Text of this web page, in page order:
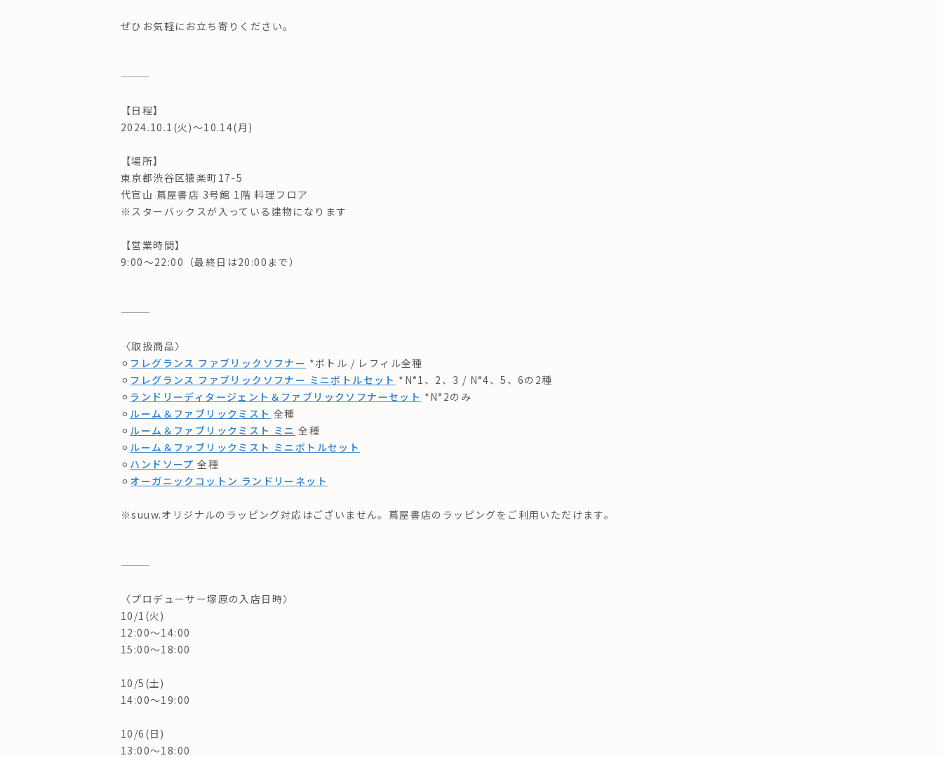
ぜひお気軽にお立ち寄りください。
———
【日程】
2024.10.1(火)〜10.14(月)
【場所】
東京都渋谷区猿楽町17-5
代官山 蔦屋書店 3号館 1階 料理フロア
※スターバックスが入っている建物になります
【営業時間】
9:00〜22:00（最終日は20:00まで）
———
〈取扱商品〉
⚪︎ フレグランス ファブリックソフナー *ボトル / レフィル全種
⚪︎ フレグランス ファブリックソフナー ミニボトルセット *N°1、2、3 / N°4、5、6の2種
⚪︎ ランドリーディタージェント＆ファブリックソフナーセット *N°2のみ
⚪︎ ルーム＆ファブリックミスト 全種
⚪︎ ルーム＆ファブリックミスト ミニ 全種
⚪︎ ルーム＆ファブリックミスト ミニボトルセット
⚪︎ ハンドソープ 全種
⚪︎ オーガニックコットン ランドリーネット
※suuw.オリジナルのラッピング対応はございません。蔦屋書店のラッピングをご利用いただけます。
———
〈プロデューサー塚原の入店日時〉
10/1(火)
12:00〜14:00
15:00〜18:00
10/5(土)
14:00〜19:00
10/6(日)
13:00〜18:00